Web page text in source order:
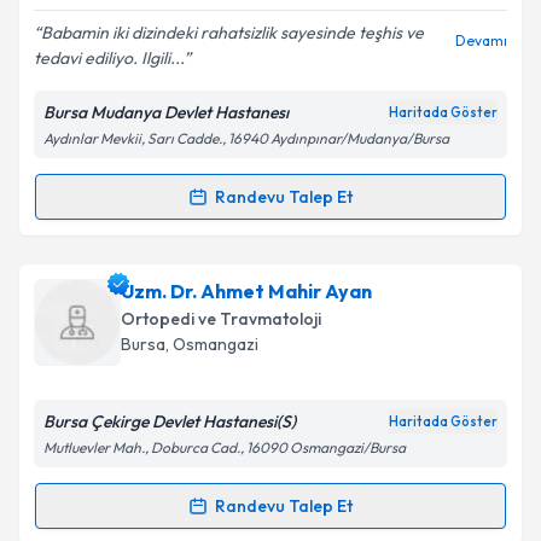
Kişisel verilerimin işlenmesine ilişkin
Aydınlatma
Metni'ni okudum ve kişisel verilerimin belirtilen
kapsamda işlenmesini kabul ediyorum.
Babamin iki dizindeki rahatsizlik sayesinde teşhis ve
tedavi ediliyo. Ilgili...
Devamı
Bursa Mudanya Devlet Hastanesı Haritada Göster
Aydınlar Mevkii, Sarı Cadde., 16940 Aydınpınar/Mudanya/Bursa
Randevu Talep Et
Randevu Takvimi Talebi
Dr. Ahmet Duran Kaya için randevu takvimi talebi
oluşturun. Size bu uzmandan randevu almanız için bir
takvim hazırlandığında e-posta ile bilgilendireceğiz.
Kişisel verilerimin işlenmesine ilişkin
Metni'ni okudum ve kişisel verilerimin belirtilen
Uzm. Dr. Ahmet Mahir Ayan
Ortopedi ve Travmatoloji
Bursa, Osmangazi
Bursa Çekirge Devlet Hastanesi(S) Haritada Göster
Mutluevler Mah., Doburca Cad., 16090 Osmangazi/Bursa
Randevu Talep Et
Randevu Takvimi Talebi